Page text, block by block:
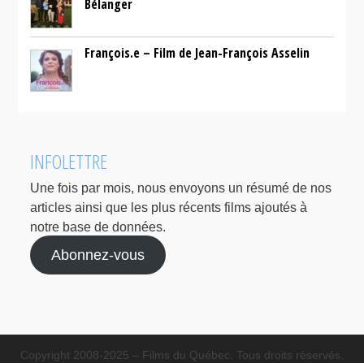
Bélanger
François.e – Film de Jean-François Asselin
INFOLETTRE
Une fois par mois, nous envoyons un résumé de nos
articles ainsi que les plus récents films ajoutés à
notre base de données.
Abonnez-vous
Copyright 2008-2025 – Films du Québec. Tous droits réservés.